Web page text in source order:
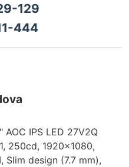
129
444
AOC IPS LED 27V2Q
250cd, 1920x1080,
Slim design (7.7 mm),